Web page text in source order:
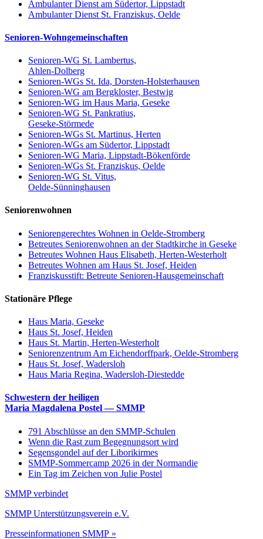
Ambulanter Dienst am Südertor, Lippstadt
Ambulanter Dienst St. Franziskus, Oelde
Senioren-Wohngemeinschaften
Senioren-WG St. Lambertus,
Ahlen-Dolberg
Senioren-WGs St. Ida, Dorsten-Holsterhausen
Senioren-WG am Bergkloster, Bestwig
Senioren-WG im Haus Maria, Geseke
Senioren-WG St. Pankratius,
Geseke-Störmede
Senioren-WGs St. Martinus, Herten
Senioren-WGs am Südertor, Lippstadt
Senioren-WG Maria, Lippstadt-Bökenförde
Senioren-WGs St. Franziskus, Oelde
Senioren-WG St. Vitus,
Oelde-Sünninghausen
Seniorenwohnen
Seniorengerechtes Wohnen in Oelde-Stromberg
Betreutes Seniorenwohnen an der Stadtkirche in Geseke
Betreutes Wohnen Haus Elisabeth, Herten-Westerholt
Betreutes Wohnen am Haus St. Josef, Heiden
Franziskusstift: Betreute Senioren-Hausgemeinschaft
Stationäre Pflege
Haus Maria, Geseke
Haus St. Josef, Heiden
Haus St. Martin, Herten-Westerholt
Seniorenzentrum Am Eichendorffpark, Oelde-Stromberg
Haus St. Josef, Wadersloh
Haus Maria Regina, Wadersloh-Diestedde
Schwestern der heiligen
Maria Magdalena Postel — SMMP
791 Abschlüsse an den SMMP-Schulen
Wenn die Rast zum Begegnungsort wird
Segensgondel auf der Liborikirmes
SMMP-Sommercamp 2026 in der Normandie
Ein Tag im Zeichen von Julie Postel
SMMP verbindet
SMMP Unterstützungsverein e.V.
Presseinformationen SMMP »